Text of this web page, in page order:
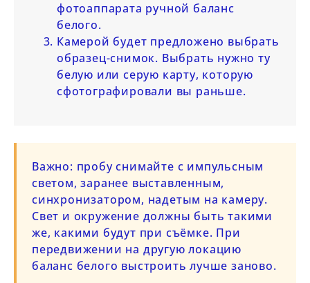
фотоаппарата ручной баланс
белого.
Камерой будет предложено выбрать
образец-снимок. Выбрать нужно ту
белую или серую карту, которую
сфотографировали вы раньше.
Важно: пробу снимайте с импульсным
светом, заранее выставленным,
синхронизатором, надетым на камеру.
Свет и окружение должны быть такими
же, какими будут при съёмке. При
передвижении на другую локацию
баланс белого выстроить лучше заново.